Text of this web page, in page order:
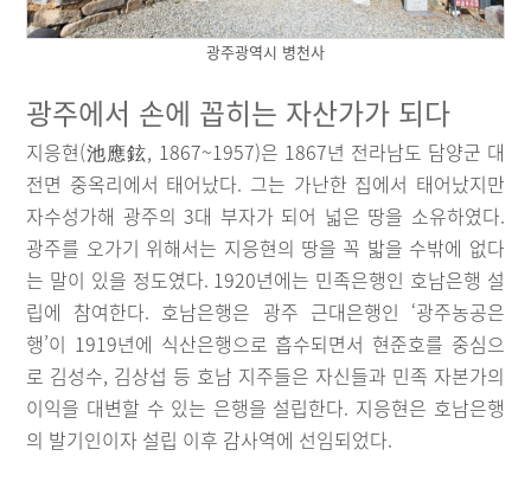
광주광역시 병천사
광주에서 손에 꼽히는 자산가가 되다
지응현(池應鉉, 1867~1957)은 1867년 전라남도 담양군 대
전면 중옥리에서 태어났다. 그는 가난한 집에서 태어났지만
자수성가해 광주의 3대 부자가 되어 넓은 땅을 소유하였다.
광주를 오가기 위해서는 지응현의 땅을 꼭 밟을 수밖에 없다
는 말이 있을 정도였다. 1920년에는 민족은행인 호남은행 설
립에 참여한다. 호남은행은 광주 근대은행인 ‘광주농공은
행’이 1919년에 식산은행으로 흡수되면서 현준호를 중심으
로 김성수, 김상섭 등 호남 지주들은 자신들과 민족 자본가의
이익을 대변할 수 있는 은행을 설립한다. 지응현은 호남은행
의 발기인이자 설립 이후 감사역에 선임되었다.